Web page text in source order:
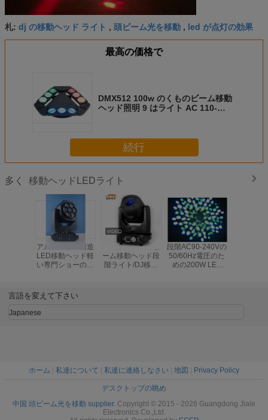
札: dj の移動ヘッド ライト , 頭ビーム光を移動 , led が点灯の効果
最高の価格で
DMX512 100w のくものビーム移動
ヘッド照明 9 はライト AC 110-
続行
多く 移動ヘッドLEDライト
アルミニウム構造
LED移動ヘッド軽
い専門ショーの照
120のW LEDのビ
ーム移動ヘッド段
階ライト/DJ移動
段階AC90-240Vの
50/60Hz電圧のた
めの200W LED
言語を変えて下さい
Japanese
ホーム 私達について 私達に連絡しなさい 地図 Privacy Policy
デスクトップの眺め
中国 頭ビーム光を移動 supplier. Copyright © 2015 - 2026 Guangdong Jiale
Electronics Co.,Ltd.